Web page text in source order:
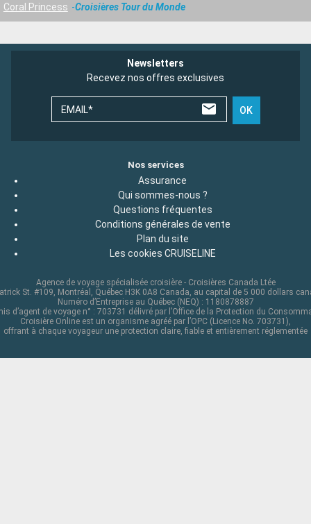
Coral Princess
Croisières Tour du Monde
Newsletters
Recevez nos offres exclusives
EMAIL* OK
Nos services
Assurance
Qui sommes-nous ?
Questions fréquentes
Conditions générales de vente
Plan du site
Les cookies CRUISELINE
Agence de voyage spécialisée croisière - Croisières Canada Ltée
St. #109, Montréal, Québec H3K 0A8 Canada, au capital de 5 000 dollars
Numéro d’Entreprise au Québec (NEQ) : 1180878887
d’agent de voyage n° : 703731 délivré par l’Office de la Protection du
Croisière Online est un organisme agréé par l’OPC (Licence No. 703731),
offrant à chaque voyageur une protection claire, fiable et entièrement réglementée